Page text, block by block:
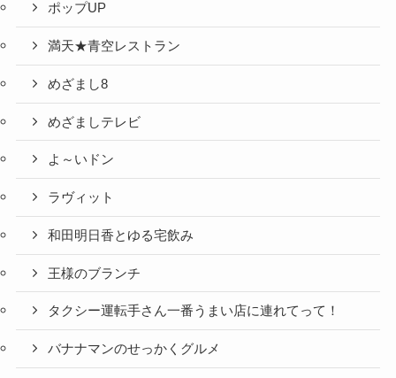
ポップUP
満天★青空レストラン
めざまし8
めざましテレビ
よ～いドン
ラヴィット
和田明日香とゆる宅飲み
王様のブランチ
タクシー運転手さん一番うまい店に連れてって！
バナナマンのせっかくグルメ